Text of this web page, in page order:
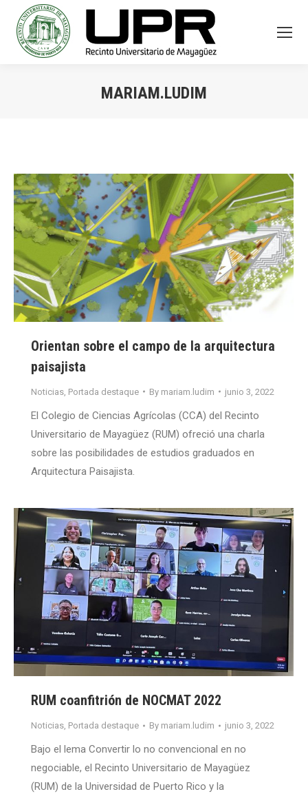
MARIAM.LUDIM
Orientan sobre el campo de la arquitectura
paisajista
Noticias Portada destaque By mariam.ludim junio 3, 2022
El Colegio de Ciencias Agrícolas (CCA) del Recinto
Universitario de Mayagüez (RUM) ofreció una charla
sobre las posibilidades de estudios graduados en
Arquitectura Paisajista.
RUM coanfitrión de NOCMAT 2022
Noticias, Portada destaque By mariam.ludim junio 3, 2022
Bajo el lema Convertir lo no convencional en no
negociable, el Recinto Universitario de Mayagüez
(RUM) de la Universidad de Puerto Rico y la